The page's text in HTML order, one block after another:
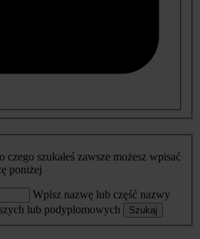
czego szukałeś zawsze możesz wpisać
poniżej
Wpisz nazwę lub część nazwy
lub podyplomowych
Szukaj